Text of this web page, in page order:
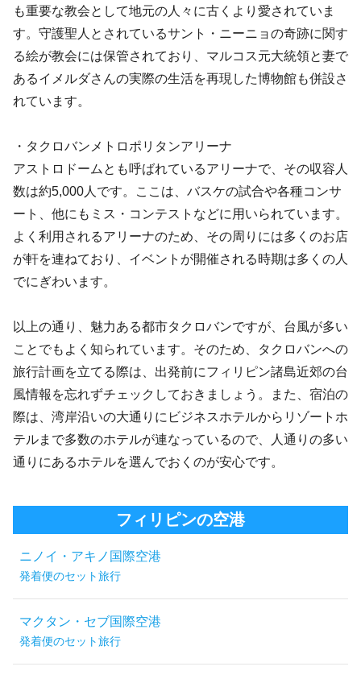
も重要な教会として地元の人々に古くより愛されていま
す。守護聖人とされているサント・ニーニョの奇跡に関す
る絵が教会には保管されており、マルコス元大統領と妻で
あるイメルダさんの実際の生活を再現した博物館も併設さ
れています。
・タクロバンメトロポリタンアリーナ
アストロドームとも呼ばれているアリーナで、その収容人
数は約5,000人です。ここは、バスケの試合や各種コンサ
ート、他にもミス・コンテストなどに用いられています。
よく利用されるアリーナのため、その周りには多くのお店
が軒を連ねており、イベントが開催される時期は多くの人
でにぎわいます。
以上の通り、魅力ある都市タクロバンですが、台風が多い
ことでもよく知られています。そのため、タクロバンへの
旅行計画を立てる際は、出発前にフィリピン諸島近郊の台
風情報を忘れずチェックしておきましょう。また、宿泊の
際は、湾岸沿いの大通りにビジネスホテルからリゾートホ
テルまで多数のホテルが連なっているので、人通りの多い
通りにあるホテルを選んでおくのが安心です。
フィリピンの空港
ニノイ・アキノ国際空港
発着便のセット旅行
マクタン・セブ国際空港
発着便のセット旅行